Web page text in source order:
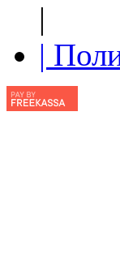
|
|